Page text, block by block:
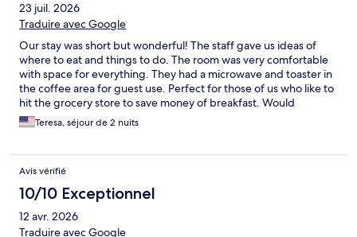
23 juil. 2026
Traduire avec Google
Our stay was short but wonderful! The staff gave us ideas of
where to eat and things to do. The room was very comfortable
with space for everything. They had a microwave and toaster in
the coffee area for guest use. Perfect for those of us who like to
hit the grocery store to save money of breakfast. Would
defiantly suggest this hotel for your visit for Yellowstone, sit and
enjoy the beautiful mountains from the front steps.
Teresa, séjour de 2 nuits
Avis vérifié
10/10 Exceptionnel
12 avr. 2026
Traduire avec Google